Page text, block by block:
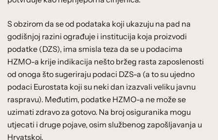
S obzirom da se od podataka koji ukazuju na pad na
godišnjoj razini ograđuje i institucija koja proizvodi
podatke (DZS), ima smisla teza da se u podacima
HZMO-a krije indikacija nešto bržeg rasta zaposlenosti
od onoga što sugeriraju podaci DZS-a (a to su ujedno
podaci Eurostata koji su neki dan izazvali veliku javnu
raspravu). Međutim, podatke HZMO-a ne može se
uzimati zdravo za gotovo. Na broj osiguranika mogu
utjecati i druge pojave, osim službenog zapošljavanja u
Hrvatskoj.